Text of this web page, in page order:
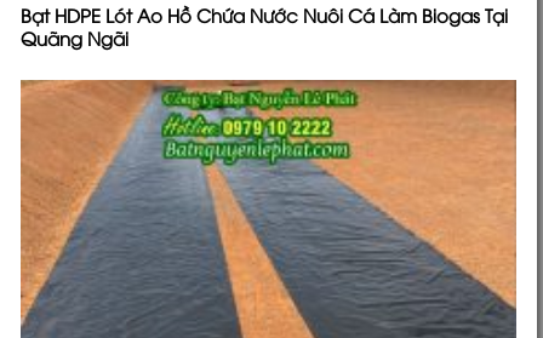
Bạt HDPE Lót Ao Hồ Chứa Nước Nuôi Cá Làm Biogas Tại
Quãng Ngãi